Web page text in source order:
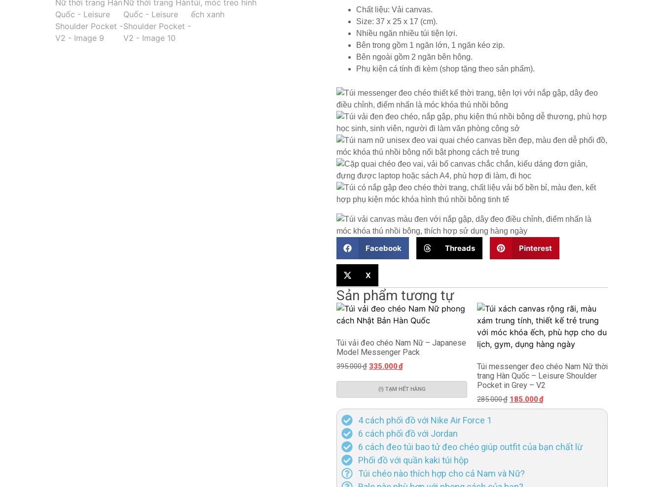
Chất liệu: Vải canvas.
Size: 37 x 25 x 17 (cm).
Nhiều ngăn nhiều túi tiện lợi.
Bên trong gồm 1 ngăn lớn, 1 ngăn kéo zip.
Bên ngoài gồm 2 ngăn bên hông.
Phụ kiện cá tính đi kèm (shop tặng theo sản phẩm).
Facebook Threads Pinterest
X
Sản phẩm tương tự
Túi vải đeo chéo Nam Nữ – Japanese
Model Messenger Pack
395.000₫ 335.000₫
(!) TẠM HẾT HÀNG
Túi messenger đeo chéo Nam Nữ thời
trang Hàn Quốc – Leisure Shoulder
Pocket in Grey – V2
285.000₫ 185.000₫
4 cách phối đồ với Nike Air Force 1
6 cách phối đồ với Jordan
6 cách đeo túi bao tử đeo chéo giúp outfit của bạn chất lừ
Phối đồ với quần kaki túi hộp
Túi chéo nào thích hợp cho cả Nam và Nữ?